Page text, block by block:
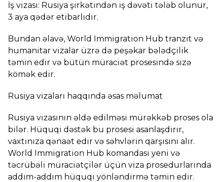
İş vizası: Rusiya şirkətindən iş dəvəti tələb olunur,
3 aya qədər etibarlıdır.
Bundan əlavə, World Immigration Hub tranzit və
humanitar vizalar üzrə də peşəkar bələdçilik
təmin edir və bütün müraciət prosesində sizə
kömək edir.
Rusiya vizaları haqqında əsas məlumat
Rusiya vizasının əldə edilməsi mürəkkəb proses ola
bilər. Hüquqi dəstək bu prosesi asanlaşdırır,
vaxtınıza qənaət edir və səhvlərin qarşısını alır.
World Immigration Hub komandası yeni və
təcrübəli müraciətçilər üçün viza prosedurlarında
addım-addım hüquqi yönləndirmə təmin edir.